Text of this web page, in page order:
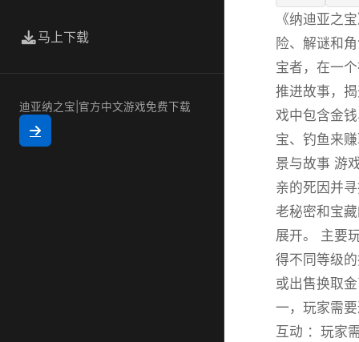
马上下载
迪亚纳之宝|官方中文游戏免费下载
《纳迪亚之
险、解谜和
宝者，在一
推进故事，
戏中包含金
宝、钓鱼来
景与故事 游
亲的死因并
老秘密和宝
展开。 主要
得不同等级
或出售换取
一，玩家需
互动 ：玩家